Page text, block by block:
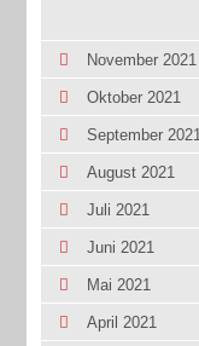
November 2021
Oktober 2021
September 2021
August 2021
Juli 2021
Juni 2021
Mai 2021
April 2021